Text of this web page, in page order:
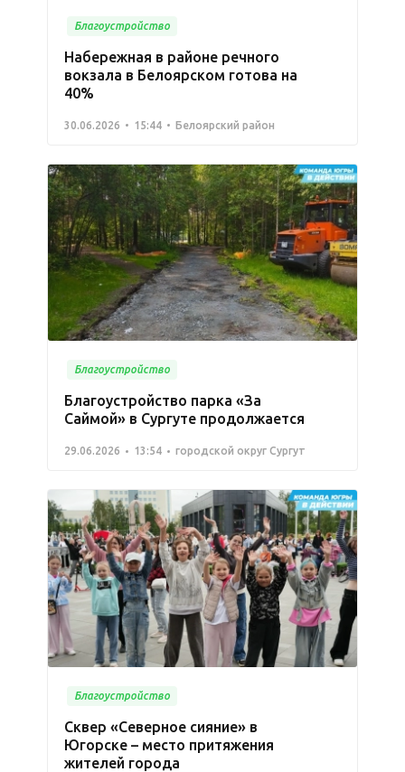
Благоустройство
Набережная в районе речного
вокзала в Белоярском готова на
40%
30.06.2026 15:44 Белоярский район
Благоустройство
Благоустройство парка «За
Саймой» в Сургуте продолжается
29.06.2026 13:54 городской округ Сургут
Благоустройство
Сквер «Северное сияние» в
Югорске – место притяжения
жителей города